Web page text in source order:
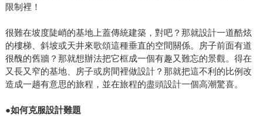
限制裡！
很難在坡度陡峭的基地上蓋傳統建築，對吧？那就設計一道酷炫
的樓梯、斜坡或天井來歌頌這種垂直的空間關係。房子前面有道
很醜的舊牆？那就想辦法把它框成一個有趣又難忘的景觀。得在
又長又窄的基地、房子或房間裡做設計？那就把這不利的比例改
造成一趟有意思的旅程，並在旅程的盡頭設計一個高潮驚喜。
●如何克服設計難題